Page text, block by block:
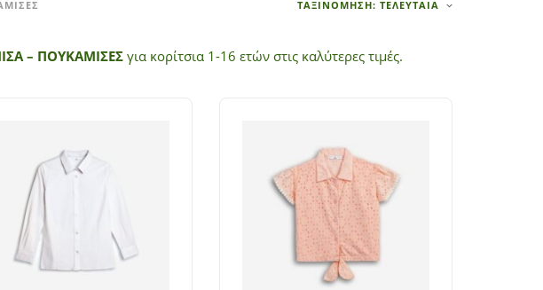
ΤΑΞΙΝΌΜΗΣΗ: ΤΕΛΕΥΤΑΊΑ
– ΠΟΥΚΑΜΙΣΕΣγια κορίτσια 1-16 ετών στις καλύτερες τιμές.